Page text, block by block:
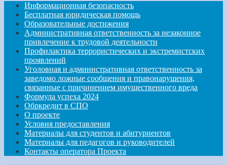
Информационная безопасность
Бесплатная юридическая помощь
Образовательные достижения
Административная ответственность за незаконное
привлечение к трудовой деятельности
Профилактика террористических и экстремистских
проявлений
Уголовная и административная ответственность за
заведомо ложные сообщения и правонарушения,
связанные с причинением имущественного вреда
Формула успеха 2024
Обркредит в СПО
О проекте
Условия предоставления
Материалы для студентов и абитуриентов
Материалы для педагогов и руководителей
Контакты оператора Проекта